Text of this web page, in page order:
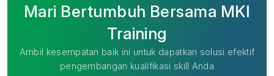
Mari Bertumbuh Bersama MKI
Training
Ambil kesempatan baik ini untuk dapatkan solusi efektif
pengembangan kualifikasi skill Anda